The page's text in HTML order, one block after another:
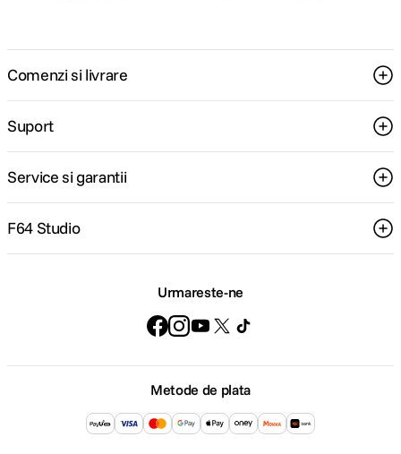
Comenzi si livrare
Suport
Service si garantii
F64 Studio
Urmareste-ne
Metode de plata